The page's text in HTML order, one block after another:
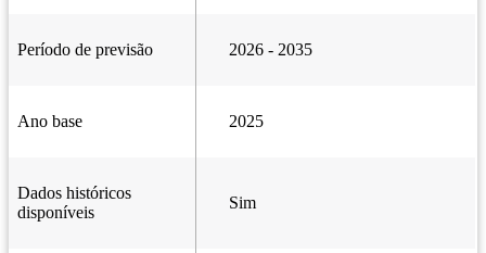
Período de previsão 2026 - 2035
Ano base 2025
Dados históricos
disponíveis
Sim